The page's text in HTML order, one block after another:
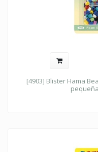
[4903] Blister Hama